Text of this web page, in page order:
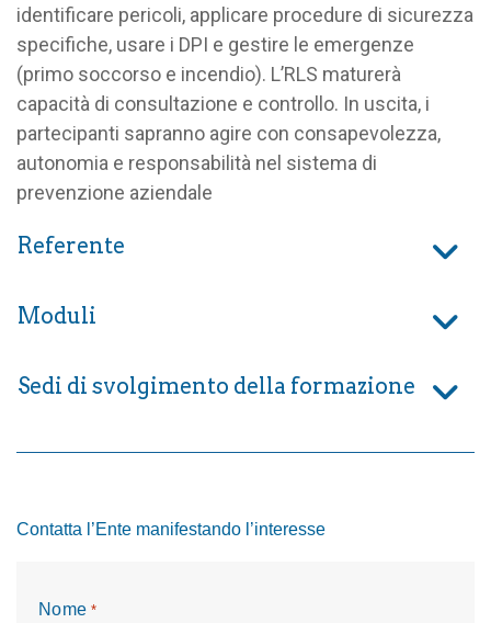
identificare pericoli, applicare procedure di sicurezza
specifiche, usare i DPI e gestire le emergenze
(primo soccorso e incendio). L’RLS maturerà
capacità di consultazione e controllo. In uscita, i
partecipanti sapranno agire con consapevolezza,
autonomia e responsabilità nel sistema di
prevenzione aziendale
Referente
Moduli
Sedi di svolgimento della formazione
Contatta l’Ente manifestando l’interesse
Nome *